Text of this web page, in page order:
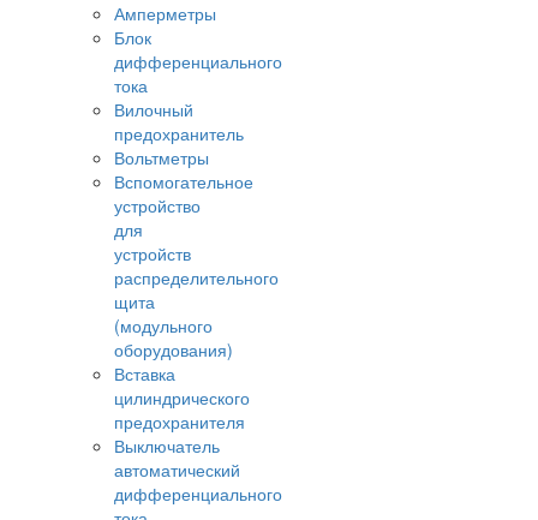
Амперметры
Блок
дифференциального
тока
Вилочный
предохранитель
Вольтметры
Вспомогательное
устройство
для
устройств
распределительного
щита
(модульного
оборудования)
Вставка
цилиндрического
предохранителя
Выключатель
автоматический
дифференциального